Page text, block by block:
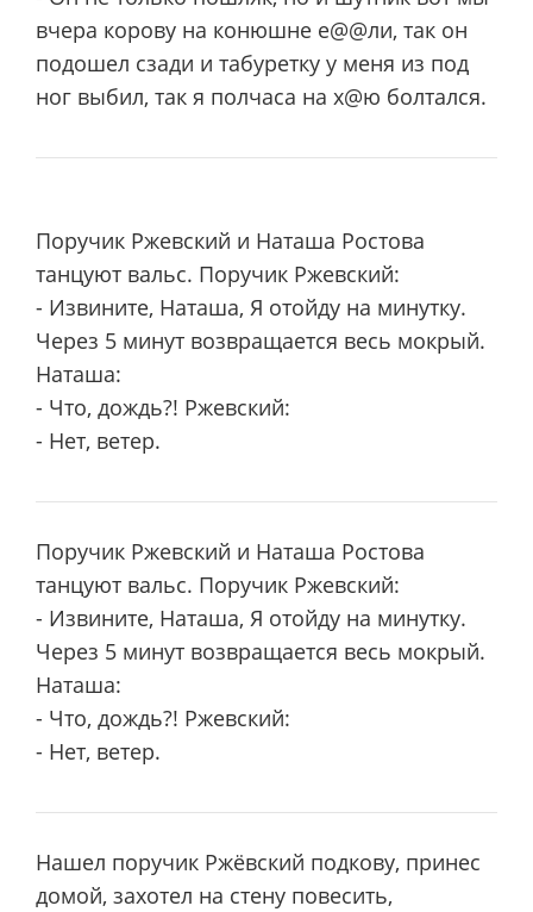
вчера корову на конюшне е@@ли, так он
подошел сзади и табуретку у меня из под
ног выбил, так я полчаса на х@ю болтался.
Поручик Ржевский и Наташа Ростова
танцуют вальc. Поручик Ржевский:
- Извините, Наташа, Я отойду на минутку.
Через 5 минут возвращается весь мокрый.
Наташа:
- Что, дождь?! Ржевский:
- Нет, ветер.
Поручик Ржевский и Наташа Ростова
танцуют вальc. Поручик Ржевский:
- Извините, Наташа, Я отойду на минутку.
Через 5 минут возвращается весь мокрый.
Наташа:
- Что, дождь?! Ржевский:
- Нет, ветер.
Нашел поручик Ржёвский подкову, принес
домой, захотел на стену повесить,